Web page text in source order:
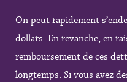
On peut rapidement
dollars. En revanche, en
remboursement de ces
longtemps. Si vous avez